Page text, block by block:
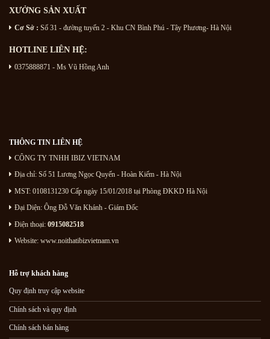
XƯỞNG SẢN XUẤT
Cơ Sở : Số 31 - đường tuyến 2 - Khu CN Bình Phú - Tây Phương- Hà Nội
HOTLINE LIÊN HỆ:
0375888871 - Ms Vũ Hồng Anh
THÔNG TIN LIÊN HỆ
CÔNG TY TNHH IBIZ VIETNAM
Địa chỉ: Số 51 Lương Ngọc Quyến - Hoàn Kiếm - Hà Nội
MST: 0108131230 Cấp ngày 15/01/2018 tại Phòng ĐKKD Hà Nội
Đại Diện: Ông Đỗ Văn Khánh - Giám Đốc
Điện thoại: 0915082518
Website: www.noithatibizvietnam.vn
Hỗ trợ khách hàng
Quy định truy cập website
Chính sách và quy định
Chính sách bán hàng